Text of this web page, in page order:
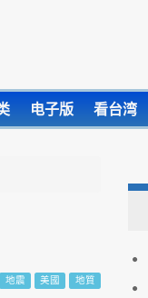
电子版 看台湾
地震 美國 地質